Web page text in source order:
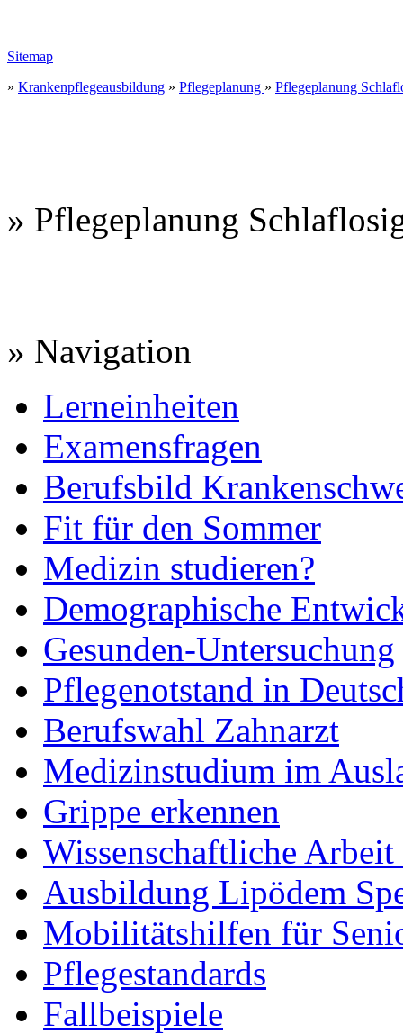
Sitemap
» Krankenpflegeausbildung » Pflegeplanung » Pflegeplanung
» Pflegeplanung
» Navigation
Lerneinheiten
Examensfragen
Berufsbild
Fit für den Sommer
Medizin studieren?
Demographische
Gesunden-Untersuchung
Pflegenotstand in
Berufswahl Zahnarzt
Medizinstudium im
Grippe erkennen
Wissenschaftliche
Ausbildung Lipödem
Mobilitätshilfen für
Pflegestandards
Fallbeispiele